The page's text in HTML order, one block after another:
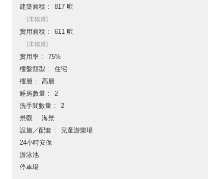
建築面積
817 呎
[未核實]
實用面積 611 呎
[未核實]
實用率
75%
樓盤類型
住宅
樓層
高層
睡房數量
2
洗手間數量
2
景觀
海景
設施／配套
兒童游樂場
24小時安保
游泳池
停車場